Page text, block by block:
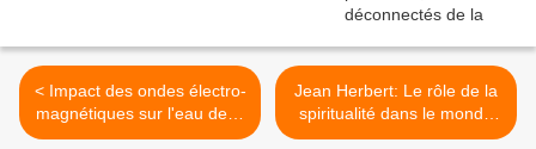
< Impact des ondes électro-
magnétiques sur l'eau de la
faune
Jean Herbert: Le rôle de la
spiritualité dans le monde
moderne >